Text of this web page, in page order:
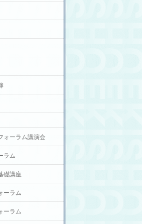
ォーラム講演会
ラム
礎講座
ーラム
ーラム